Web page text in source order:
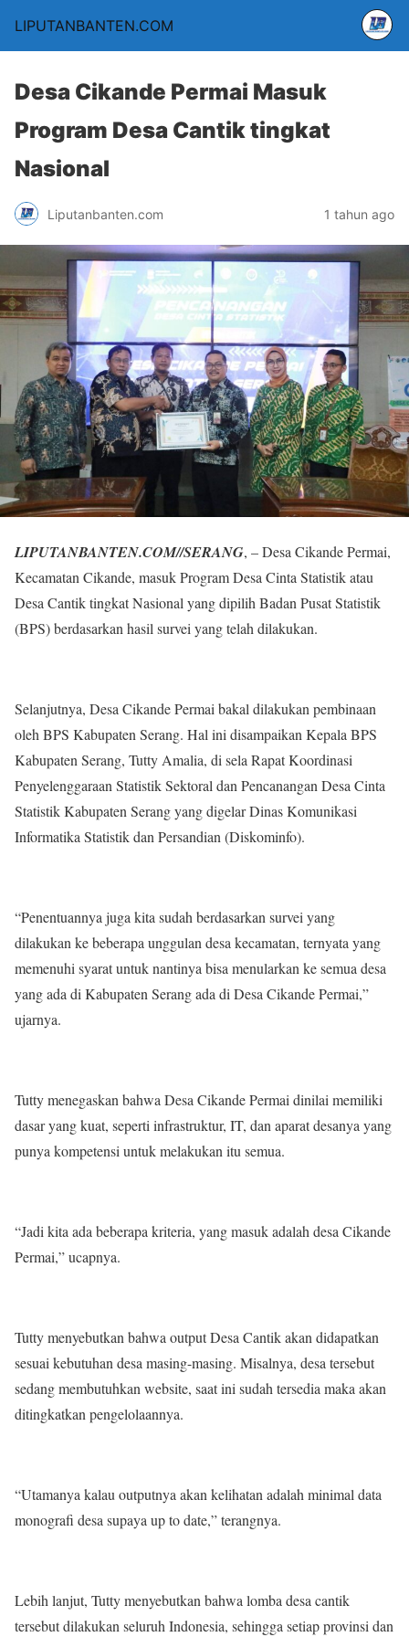
LIPUTANBANTEN.COM
Desa Cikande Permai Masuk
Program Desa Cantik tingkat
Nasional
Liputanbanten.com 1 tahun ago
LIPUTANBANTEN.COM//SERANG, – Desa Cikande Permai,
Kecamatan Cikande, masuk Program Desa Cinta Statistik atau
Desa Cantik tingkat Nasional yang dipilih Badan Pusat Statistik
(BPS) berdasarkan hasil survei yang telah dilakukan.
Selanjutnya, Desa Cikande Permai bakal dilakukan pembinaan
oleh BPS Kabupaten Serang. Hal ini disampaikan Kepala BPS
Kabupaten Serang, Tutty Amalia, di sela Rapat Koordinasi
Penyelenggaraan Statistik Sektoral dan Pencanangan Desa Cinta
Statistik Kabupaten Serang yang digelar Dinas Komunikasi
Informatika Statistik dan Persandian (Diskominfo).
“Penentuannya juga kita sudah berdasarkan survei yang
dilakukan ke beberapa unggulan desa kecamatan, ternyata yang
memenuhi syarat untuk nantinya bisa menularkan ke semua desa
yang ada di Kabupaten Serang ada di Desa Cikande Permai,”
ujarnya.
Tutty menegaskan bahwa Desa Cikande Permai dinilai memiliki
dasar yang kuat, seperti infrastruktur, IT, dan aparat desanya yang
punya kompetensi untuk melakukan itu semua.
“Jadi kita ada beberapa kriteria, yang masuk adalah desa Cikande
Permai,” ucapnya.
Tutty menyebutkan bahwa output Desa Cantik akan didapatkan
sesuai kebutuhan desa masing-masing. Misalnya, desa tersebut
sedang membutuhkan website, saat ini sudah tersedia maka akan
ditingkatkan pengelolaannya.
“Utamanya kalau outputnya akan kelihatan adalah minimal data
monografi desa supaya up to date,” terangnya.
Lebih lanjut, Tutty menyebutkan bahwa lomba desa cantik
tersebut dilakukan seluruh Indonesia, sehingga setiap provinsi dan